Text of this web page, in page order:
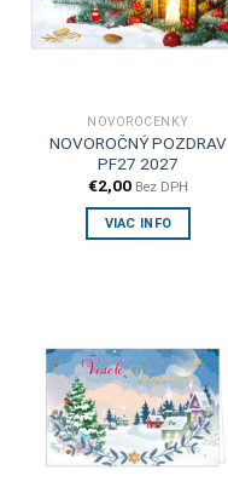
NOVOROČENKY
NOVOROČNÝ POZDRAV
PF27 2027
€2,00 Bez DPH
VIAC INFO